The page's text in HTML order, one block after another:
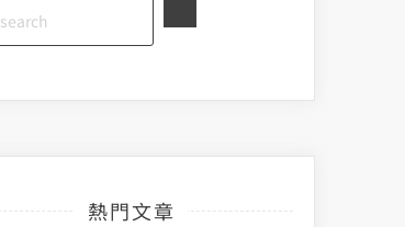
熱門文章